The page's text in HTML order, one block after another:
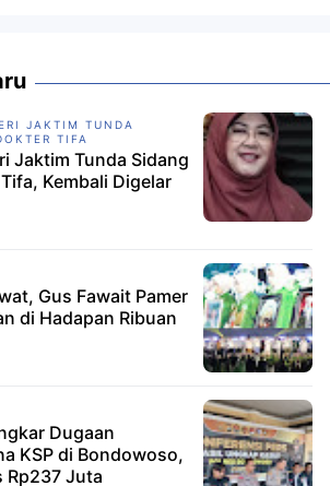
JAKTIM TUNDA
TIFA
Jaktim Tunda Sidang
Kembali Digelar
Gus Fawait Pamer
di Hadapan Ribuan
Dugaan
KSP di Bondowoso,
Rp237 Juta